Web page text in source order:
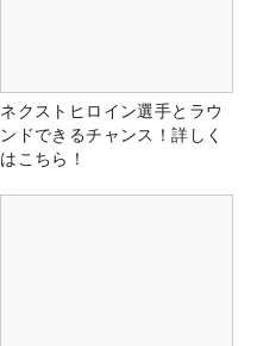
ネクストヒロイン選手とラウ
ンドできるチャンス！詳しく
はこちら！